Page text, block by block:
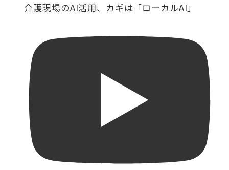
介護現場のAI活用、カギは「ローカルAI」